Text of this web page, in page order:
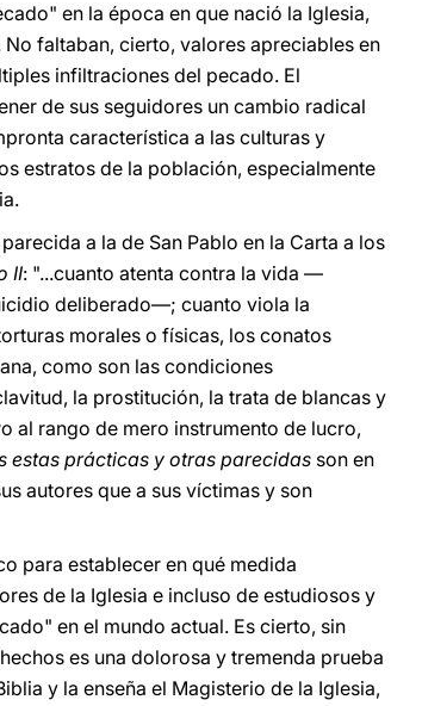
en la época en que nació la Iglesia,
faltaban, cierto, valores apreciables en
infiltraciones del pecado. El
de sus seguidores un cambio radical
característica a las culturas y
estratos de la población, especialmente
a la de San Pablo en la Carta a los
II: "...cuanto atenta contra la vida —
deliberado—; cuanto viola la
morales o físicas, los conatos
como son las condiciones
la prostitución, la trata de blancas y
al rango de mero instrumento de lucro,
estas prácticas y otras parecidas son en
autores que a sus víctimas y son
para establecer en qué medida
de la Iglesia e incluso de estudiosos y
en el mundo actual. Es cierto, sin
es una dolorosa y tremenda prueba
y la enseña el Magisterio de la Iglesia,